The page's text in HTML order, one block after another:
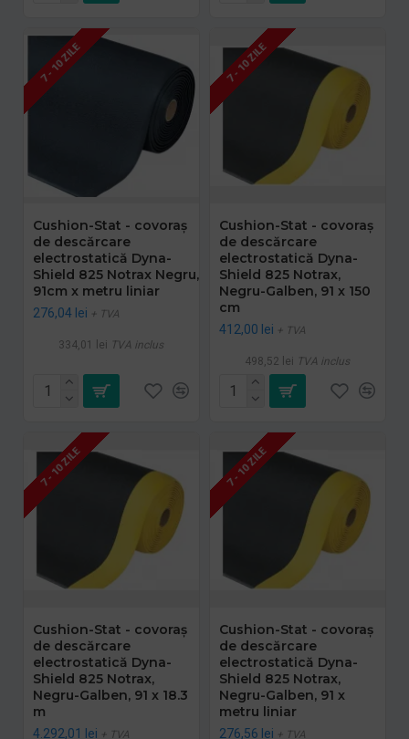
7 - 10 ZILE
Cushion-Stat - covoraș
de descărcare
electrostatică Dyna-
Shield 825 Notrax Negru,
91cm x metru liniar
276,04 lei + TVA
334,01 lei TVA inclus
7 - 10 ZILE
Cushion-Stat - covoraș
de descărcare
electrostatică Dyna-
Shield 825 Notrax,
Negru-Galben, 91 x 150
cm
412,00 lei + TVA
498,52 lei TVA inclus
7 - 10 ZILE
Cushion-Stat - covoraș
de descărcare
electrostatică Dyna-
Shield 825 Notrax,
Negru-Galben, 91 x 18.3
m
4.292,01 lei + TVA
7 - 10 ZILE
Cushion-Stat - covoraș
de descărcare
electrostatică Dyna-
Shield 825 Notrax,
Negru-Galben, 91 x
metru liniar
276,56 lei + TVA